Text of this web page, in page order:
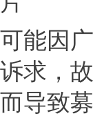
可能因
诉求，
而导致